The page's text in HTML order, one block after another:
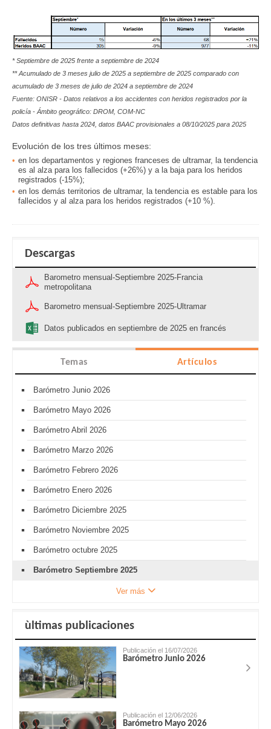
* Septiembre de 2025 frente a septiembre de 2024
** Acumulado de 3 meses julio de 2025 a septiembre de 2025 comparado con
acumulado de 3 meses de julio de 2024 a septiembre de 2024
Fuente: ONISR - Datos relativos a los accidentes con heridos registrados por la
policía - Ámbito geográfico: DROM, COM-NC
Datos definitivas hasta 2024, datos BAAC provisionales a 08/10/2025 para 2025
Evolución de los tres últimos meses:
en los departamentos y regiones franceses de ultramar, la tendencia
es al alza para los fallecidos (+26%) y a la baja para los heridos
registrados (-15%);
en los demás territorios de ultramar, la tendencia es estable para los
fallecidos y al alza para los heridos registrados (+10 %)
Descargas
Barometro mensual-Septiembre 2025-Francia
metropolitana
Barometro mensual-Septiembre 2025-Ultramar
Datos publicados en septiembre de 2025 en francés
Temas Artículos
Barómetro Junio 2026
Barómetro Mayo 2026
Barómetro Abril 2026
Barómetro Marzo 2026
Barómetro Febrero 2026
Barómetro Enero 2026
Barómetro Diciembre 2025
Barómetro Noviembre 2025
Barómetro octubre 2025
Barómetro Septiembre 2025
Ver más
ùltimas publicaciones
Publicación el 16/07/2026
Barómetro Junio 2026
Publicación el 12/06/2026
Barómetro Mayo 2026